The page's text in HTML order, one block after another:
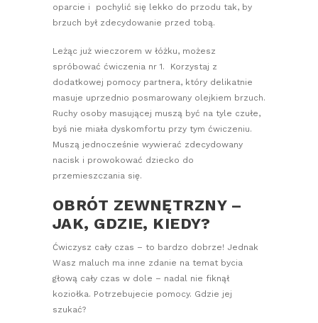
oparcie i pochylić się lekko do przodu tak, by
brzuch był zdecydowanie przed tobą.
Leżąc już wieczorem w łóżku, możesz
spróbować ćwiczenia nr 1. Korzystaj z
dodatkowej pomocy partnera, który delikatnie
masuje uprzednio posmarowany olejkiem brzuch.
Ruchy osoby masującej muszą być na tyle czułe,
byś nie miała dyskomfortu przy tym ćwiczeniu.
Muszą jednocześnie wywierać zdecydowany
nacisk i prowokować dziecko do
przemieszczania się.
OBRÓT ZEWNĘTRZNY –
JAK, GDZIE, KIEDY?
Ćwiczysz cały czas – to bardzo dobrze! Jednak
Wasz maluch ma inne zdanie na temat bycia
głową cały czas w dole – nadal nie fiknął
koziołka. Potrzebujecie pomocy. Gdzie jej
szukać?